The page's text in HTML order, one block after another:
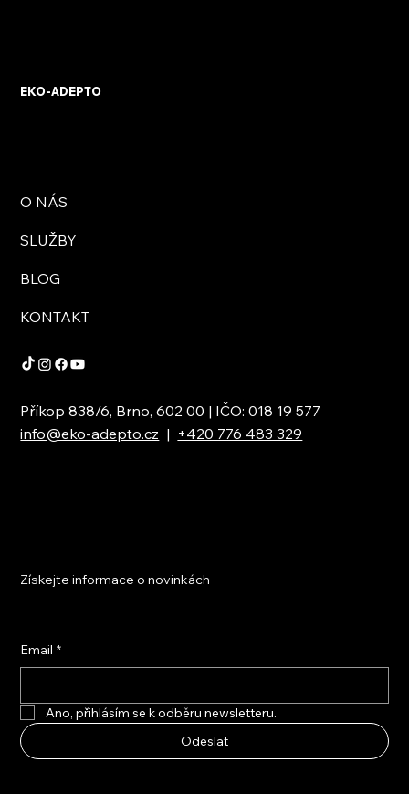
EKO-ADEPTO
O NÁS
SLUŽBY
BLOG
KONTAKT
Příkop 838/6, Brno, 602 00 | IČO: 018 19 577
info@eko-adepto.cz | +420 776 483 329
Získejte informace o novinkách
Email *
Ano, přihlásím se k odběru newsletteru.
Odeslat